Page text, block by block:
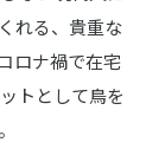
れる、貴重な
ロナ禍で在宅
トとして鳥を